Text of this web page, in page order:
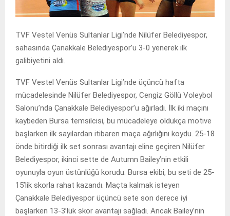
TVF Vestel Venüs Sultanlar Ligi’nde Nilüfer Belediyespor,
sahasında Çanakkale Belediyespor’u 3-0 yenerek ilk
galibiyetini aldı.
TVF Vestel Venüs Sultanlar Ligi’nde üçüncü hafta
mücadelesinde Nilüfer Belediyespor, Cengiz Göllü Voleybol
Salonu’nda Çanakkale Belediyespor’u ağırladı. İlk iki maçını
kaybeden Bursa temsilcisi, bu mücadeleye oldukça motive
başlarken ilk sayılardan itibaren maça ağırlığını koydu. 25-18
önde bitirdiği ilk set sonrası avantajı eline geçiren Nilüfer
Belediyespor, ikinci sette de Autumn Bailey’nin etkili
oyunuyla oyun üstünlüğü korudu. Bursa ekibi, bu seti de 25-
15’lik skorla rahat kazandı. Maçta kalmak isteyen
Çanakkale Belediyespor üçüncü sete son derece iyi
başlarken 13-3’lük skor avantajı sağladı. Ancak Bailey’nin